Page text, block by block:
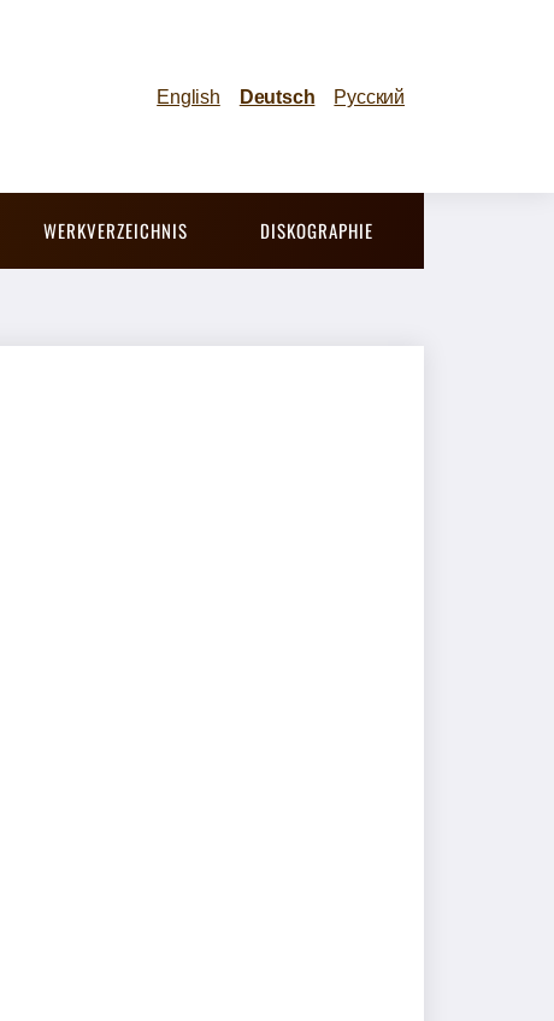
English Deutsch Русский
WERKVERZEICHNIS DISKOGRAPHIE